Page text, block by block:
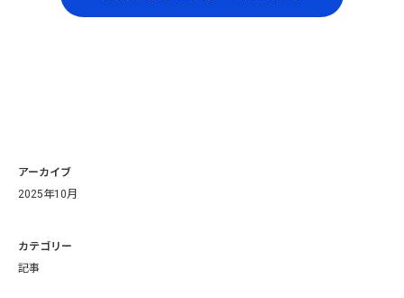
アーカイブ
2025年10月
カテゴリー
記事